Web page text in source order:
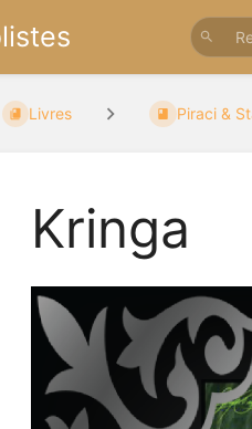
Livres Piraci &
Kringa